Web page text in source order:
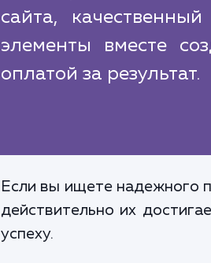
сайта,
элементы вместе
оплатой за результат.
Если вы ищете надежного
действительно их
успеху.